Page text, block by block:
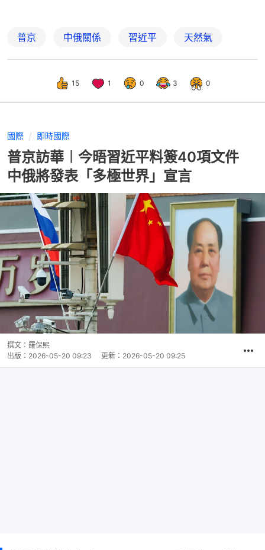
普京 中俄關係 習近平 天然氣
15 1 0 3 0
國際 即時國際
普京訪華︱今晤習近平料簽40項文件
中俄將發表「多極世界」宣言
撰文： 羅保熙
出版： 2026-05-20 09:23 更新： 2026-05-20 09:25